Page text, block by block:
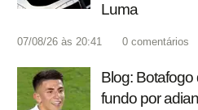
Luma
07/08/26 às 20:41 0 comentários
Blog:
fundo por